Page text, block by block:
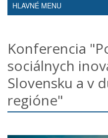
HLAVNÉ MENU
Konferencia
sociálnych
Slovensku a v
regióne"